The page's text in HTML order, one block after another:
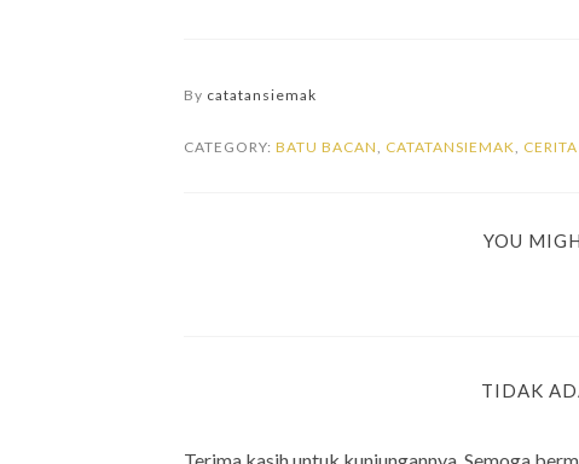
By catatansiemak
CATEGORY: BATU BACAN, CATATANSIEMAK,
YOU
TIDAK